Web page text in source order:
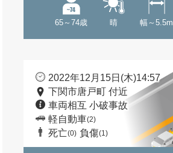
65～74歳 晴 幅～5.5m
2022年12月15日(木)14:57
下関市唐戸町 付近
車両相互 小破事故
軽自動車(2)
死亡(0) 負傷(1)